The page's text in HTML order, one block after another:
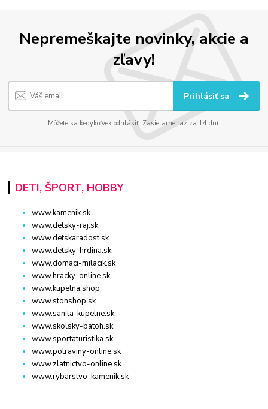
Nepremeškajte novinky, akcie a
zľavy!
Prihlásiť sa
Môžete sa kedykoľvek odhlásiť. Zasielame raz za 14 dní.
DETI, ŠPORT, HOBBY
www.kamenik.sk
www.detsky-raj.sk
www.detskaradost.sk
www.detsky-hrdina.sk
www.domaci-milacik.sk
www.hracky-online.sk
www.kupelna.shop
www.stonshop.sk
www.sanita-kupelne.sk
www.skolsky-batoh.sk
www.sportaturistika.sk
www.potraviny-online.sk
www.zlatnictvo-online.sk
www.rybarstvo-kamenik.sk